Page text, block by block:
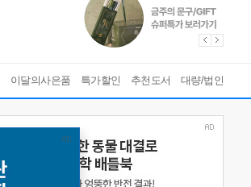
이달의사은품 특가할인 추천도서 대량/법인